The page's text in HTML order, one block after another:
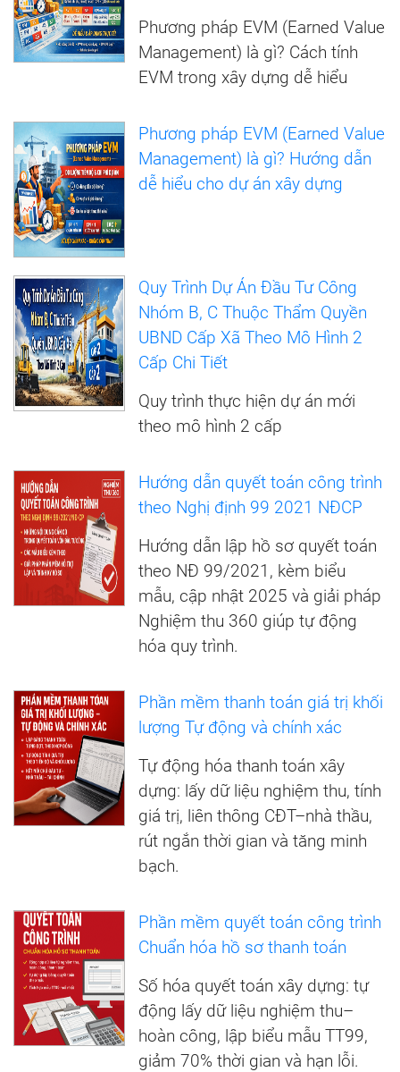
Phương pháp EVM (Earned Value
Management) là gì? Cách tính
EVM trong xây dựng dễ hiểu
Phương pháp EVM (Earned Value
Management) là gì? Hướng dẫn
dễ hiểu cho dự án xây dựng
Quy Trình Dự Án Đầu Tư Công
Nhóm B, C Thuộc Thẩm Quyền
UBND Cấp Xã Theo Mô Hình 2
Cấp Chi Tiết
Quy trình thực hiện dự án mới
theo mô hình 2 cấp
Hướng dẫn quyết toán công trình
theo Nghị định 99 2021 NĐCP
Hướng dẫn lập hồ sơ quyết toán
theo NĐ 99/2021, kèm biểu
mẫu, cập nhật 2025 và giải pháp
Nghiệm thu 360 giúp tự động
hóa quy trình.
Phần mềm thanh toán giá trị khối
lượng Tự động và chính xác
Tự động hóa thanh toán xây
dựng: lấy dữ liệu nghiệm thu, tính
giá trị, liên thông CĐT–nhà thầu,
rút ngắn thời gian và tăng minh
bạch.
Phần mềm quyết toán công trình
Chuẩn hóa hồ sơ thanh toán
Số hóa quyết toán xây dựng: tự
động lấy dữ liệu nghiệm thu–
hoàn công, lập biểu mẫu TT99,
giảm 70% thời gian và hạn lỗi.